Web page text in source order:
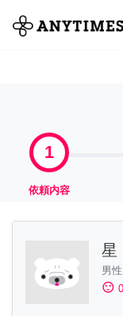
全て
1
依頼内容
星
男性
sentiment_satisfied 0